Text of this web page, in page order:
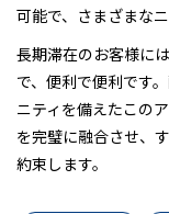
可能で、さまざまな
長期滞在のお客様に
で、便利で便利です
ニティを備えたこの
を完璧に融合させ、
約束します。